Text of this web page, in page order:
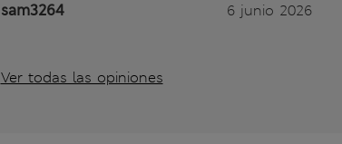
sam3264 6 junio 2026
Ver todas las opiniones